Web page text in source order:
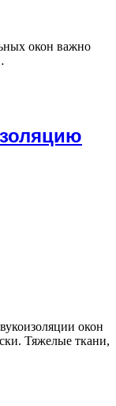
окон важно
окон
Тяжелые ткани,